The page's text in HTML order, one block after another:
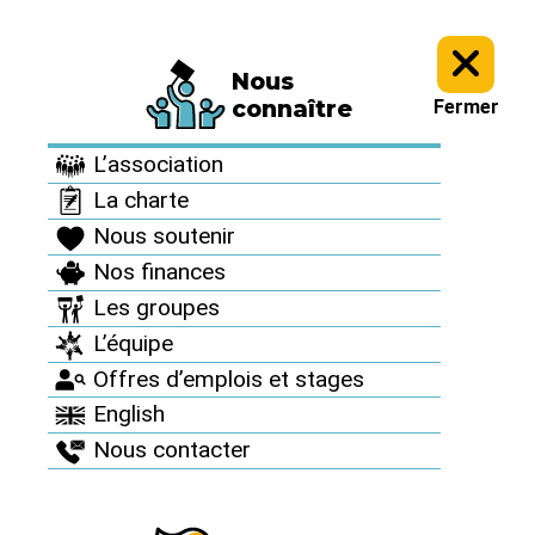
Nous
connaître
L’association
La charte
Nous soutenir
Nos finances
Les groupes
L’équipe
Offres d’emplois et stages
English
Nous contacter
Fermer
Informez vous > Culture antinucléaire >
Archives : Des artistes
Archives : Des artistes
avec nous
LéOparleur
Publié le 30 décembre 2008